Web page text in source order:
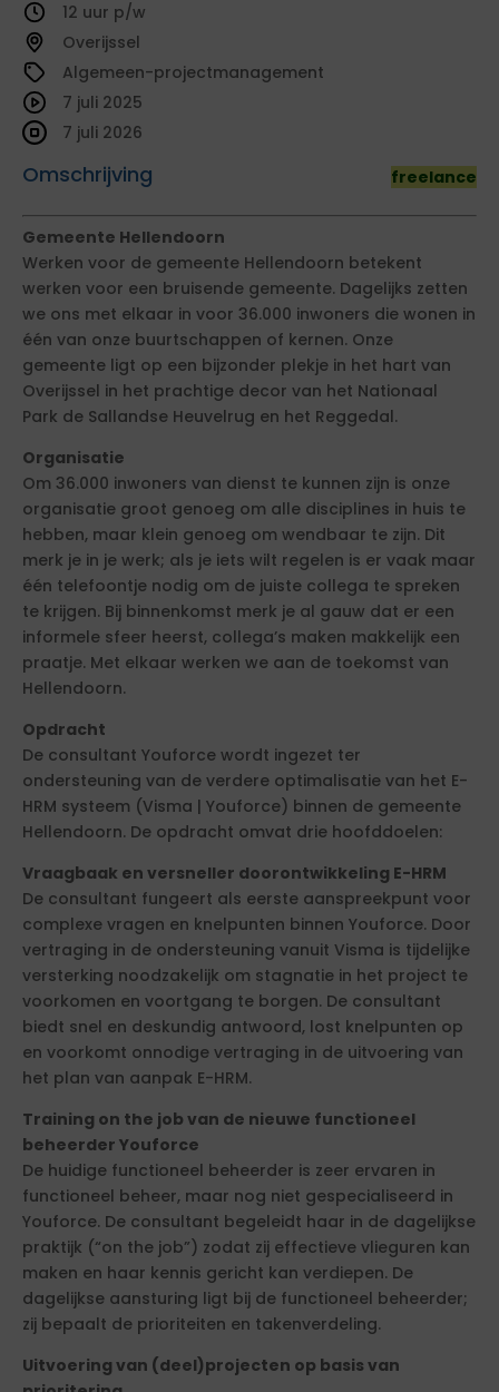
12
Overijssel
Algemeen-projectmanagement
Omschrijving freelance
7 juli 2025
7 juli 2026
Gemeente Hellendoorn
Werken voor de gemeente Hellendoorn betekent
werken voor een bruisende gemeente. Dagelijks zetten
we ons met elkaar in voor 36.000 inwoners die wonen in
één van onze buurtschappen of kernen. Onze
gemeente ligt op een bijzonder plekje in het hart van
Overijssel in het prachtige decor van het Nationaal
Park de Sallandse Heuvelrug en het Reggedal.
Organisatie
Om 36.000 inwoners van dienst te kunnen zijn is onze
organisatie groot genoeg om alle disciplines in huis te
hebben, maar klein genoeg om wendbaar te zijn. Dit
merk je in je werk; als je iets wilt regelen is er vaak maar
één telefoontje nodig om de juiste collega te spreken
te krijgen. Bij binnenkomst merk je al gauw dat er een
informele sfeer heerst, collega’s maken makkelijk een
praatje. Met elkaar werken we aan de toekomst van
Hellendoorn.
Opdracht
De consultant Youforce wordt ingezet ter
ondersteuning van de verdere optimalisatie van het E-
HRM systeem (Visma | Youforce) binnen de gemeente
Hellendoorn. De opdracht omvat drie hoofddoelen:
Vraagbaak en versneller doorontwikkeling E-HRM
De consultant fungeert als eerste aanspreekpunt voor
complexe vragen en knelpunten binnen Youforce. Door
vertraging in de ondersteuning vanuit Visma is tijdelijke
versterking noodzakelijk om stagnatie in het project te
voorkomen en voortgang te borgen. De consultant
biedt snel en deskundig antwoord, lost knelpunten op
en voorkomt onnodige vertraging in de uitvoering van
het plan van aanpak E-HRM.
Training on the job van de nieuwe functioneel
beheerder Youforce
De huidige functioneel beheerder is zeer ervaren in
functioneel beheer, maar nog niet gespecialiseerd in
Youforce. De consultant begeleidt haar in de dagelijkse
praktijk (“on the job”) zodat zij effectieve vlieguren kan
maken en haar kennis gericht kan verdiepen. De
dagelijkse aansturing ligt bij de functioneel beheerder;
zij bepaalt de prioriteiten en takenverdeling.
Uitvoering van (deel)projecten op basis van